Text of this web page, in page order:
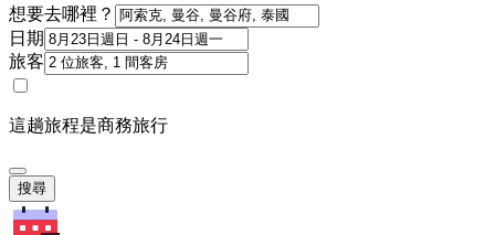
想要去哪裡？
日期
旅客
這趟旅程是商務旅行
搜尋